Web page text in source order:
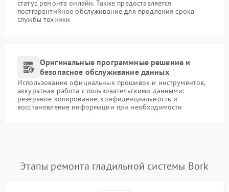
статус ремонта онлайн. Также предоставляется
постгарантийное обслуживание для продления срока
службы техники
Оригинальные программные решение и
безопасное обслуживание данных
Использование официальных прошивок и инструментов,
аккуратная работа с пользовательскими данными:
резервное копирование, конфиденциальность и
восстановление информации при необходимости
Этапы ремонта гладильной системы Bork